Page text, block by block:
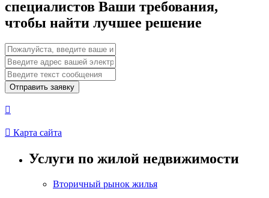
специалистов Ваши требования,
чтобы найти лучшее решение
Отправить заявку

 Карта сайта
Услуги по жилой недвижимости
Вторичный рынок жилья